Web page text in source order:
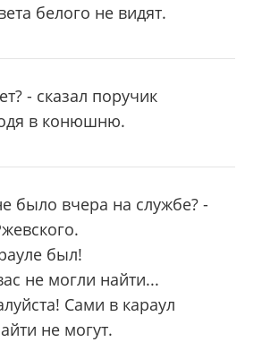
белого не видят.
- сказал поручик
в конюшню.
было вчера на службе? -
был!
не могли найти...
Сами в караул
не могут.